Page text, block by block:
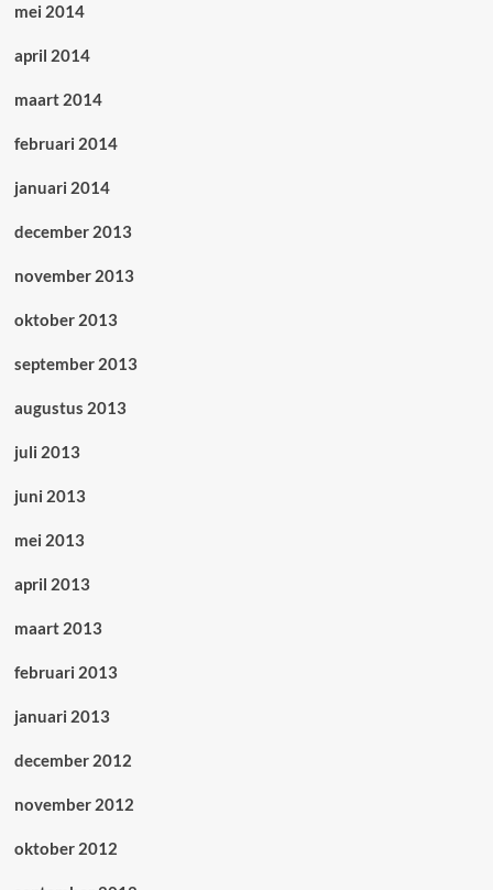
mei 2014
april 2014
maart 2014
februari 2014
januari 2014
december 2013
november 2013
oktober 2013
september 2013
augustus 2013
juli 2013
juni 2013
mei 2013
april 2013
maart 2013
februari 2013
januari 2013
december 2012
november 2012
oktober 2012